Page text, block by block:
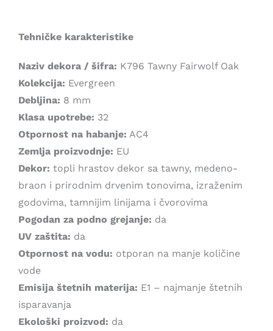
била:
1.999,00 рсд.
1.299,35 рсд.
Tehničke karakteristike
Naziv dekora / šifra: K796 Tawny Fairwolf Oak
Kolekcija: Evergreen
Debljina: 8 mm
Klasa upotrebe: 32
Otpornost na habanje: AC4
Zemlja proizvodnje: EU
Dekor: topli hrastov dekor sa tawny, medeno-
braon i prirodnim drvenim tonovima, izraženim
godovima, tamnijim linijama i čvorovima
Pogodan za podno grejanje: da
UV zaštita: da
Otpornost na vodu: otporan na manje količine
vode
Emisija štetnih materija: E1 – najmanje štetnih
isparavanja
Ekološki proizvod: da